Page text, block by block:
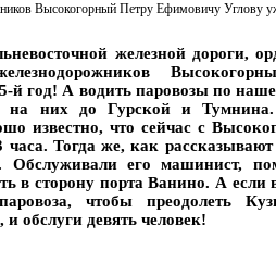
Высокогорный Петру Ефимовичу Углову
железной дороги,
й год! А водить паровозы по
на них до Гурской и
известно, что сейчас с
Тогда же, как
Обслуживали его машинист,
в сторону порта Ванино. А если
чтобы преодолеть
и обслуги девять человек!